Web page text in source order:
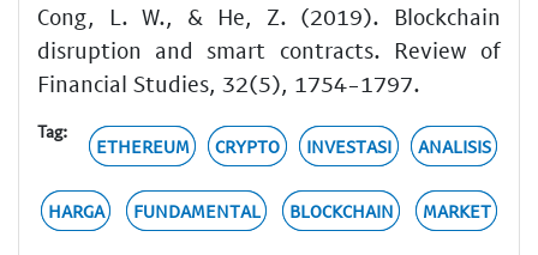
Cong, L. W., & He, Z. (2019). Blockchain
disruption and smart contracts. Review of
Financial Studies, 32(5), 1754-1797.
Tag:
ETHEREUM CRYPTO INVESTASI ANALISIS
HARGA FUNDAMENTAL BLOCKCHAIN MARKET